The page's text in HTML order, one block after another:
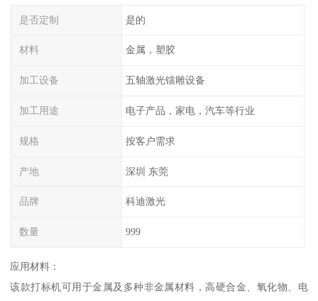
是否定制 是的
材料 金属，塑胶
加工设备 五轴激光镭雕设备
加工用途 电子产品，家电，汽车等行业
规格 按客户需求
产地 深圳 东莞
品牌 科迪激光
数量 999
应用材料：
该款打标机可用于金属及多种非金属材料，高硬合金、氧化物、电